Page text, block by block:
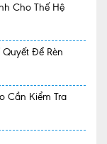
tại Dr. Binh
Cho Thế Hệ
Để Rèn
Cần Kiểm Tra